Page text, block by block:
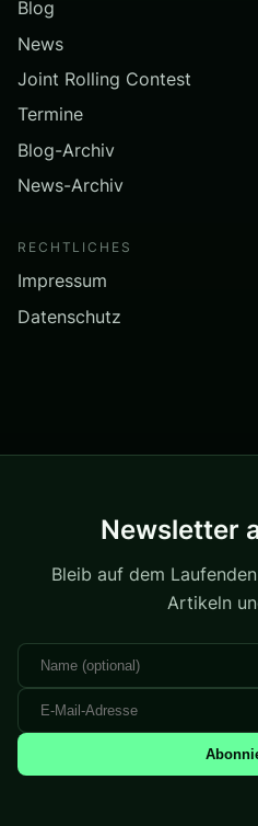
Blog
News
Joint Rolling Contest
Termine
Blog-Archiv
News-Archiv
RECHTLICHES
Impressum
Datenschutz
Newsletter
Bleib auf dem
Artikeln